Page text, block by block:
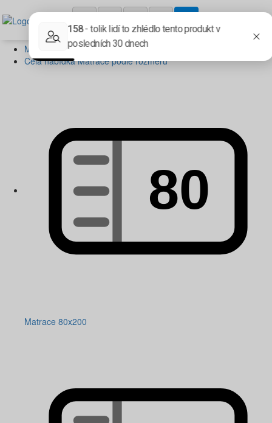
Matrace podle rozměru
Celá nabídka Matrace podle rozměru
Matrace 80x200